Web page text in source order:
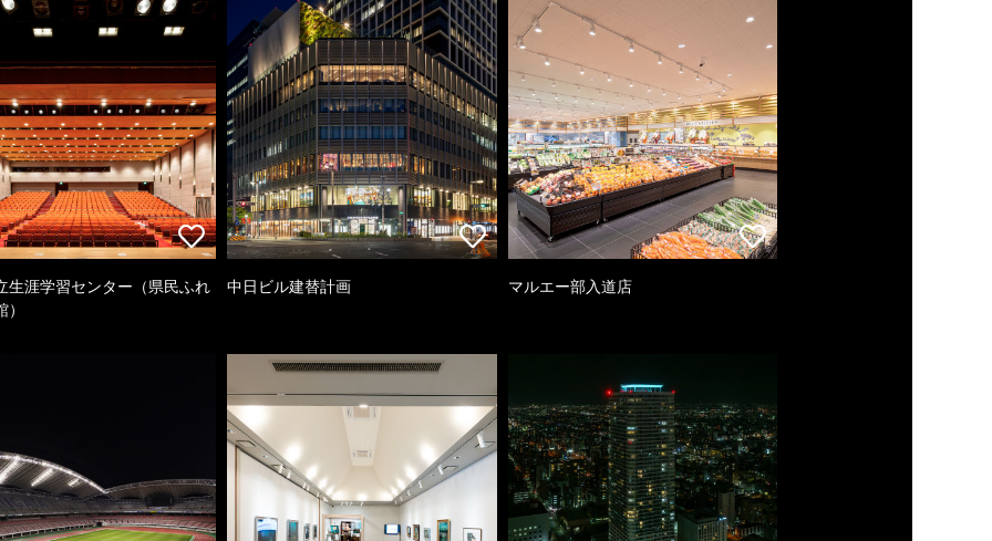
生涯学習センター（県民ふれ
中日ビル建替計画 マルエー部入道店